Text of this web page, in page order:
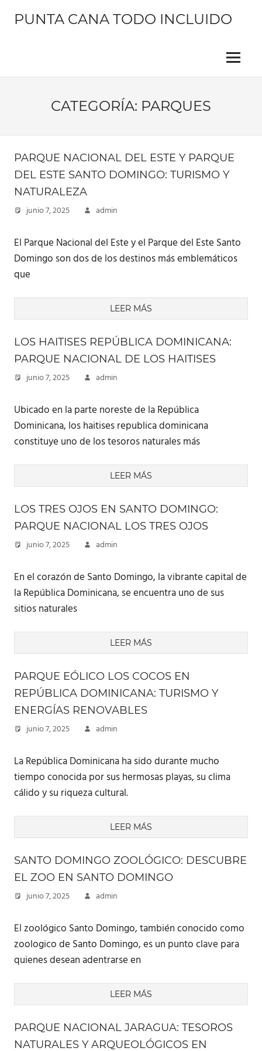
PUNTA CANA TODO INCLUIDO
hermoso
Menu
CATEGORÍA: PARQUES
PARQUE NACIONAL DEL ESTE Y PARQUE
DEL ESTE SANTO DOMINGO: TURISMO Y
NATURALEZA
junio 7, 2025 admin
El Parque Nacional del Este y el Parque del Este Santo
Domingo son dos de los destinos más emblemáticos
que
LEER MÁS
LOS HAITISES REPÚBLICA DOMINICANA:
PARQUE NACIONAL DE LOS HAITISES
junio 7, 2025 admin
Ubicado en la parte noreste de la República
Dominicana, los haitises republica dominicana
constituye uno de los tesoros naturales más
LEER MÁS
LOS TRES OJOS EN SANTO DOMINGO:
PARQUE NACIONAL LOS TRES OJOS
junio 7, 2025 admin
En el corazón de Santo Domingo, la vibrante capital de
la República Dominicana, se encuentra uno de sus
sitios naturales
LEER MÁS
PARQUE EÓLICO LOS COCOS EN
REPÚBLICA DOMINICANA: TURISMO Y
ENERGÍAS RENOVABLES
junio 7, 2025 admin
La República Dominicana ha sido durante mucho
tiempo conocida por sus hermosas playas, su clima
cálido y su riqueza cultural.
LEER MÁS
SANTO DOMINGO ZOOLÓGICO: DESCUBRE
EL ZOO EN SANTO DOMINGO
junio 7, 2025 admin
El zoológico Santo Domingo, también conocido como
zoologico de Santo Domingo, es un punto clave para
quienes desean adentrarse en
LEER MÁS
PARQUE NACIONAL JARAGUA: TESOROS
NATURALES Y ARQUEOLÓGICOS EN